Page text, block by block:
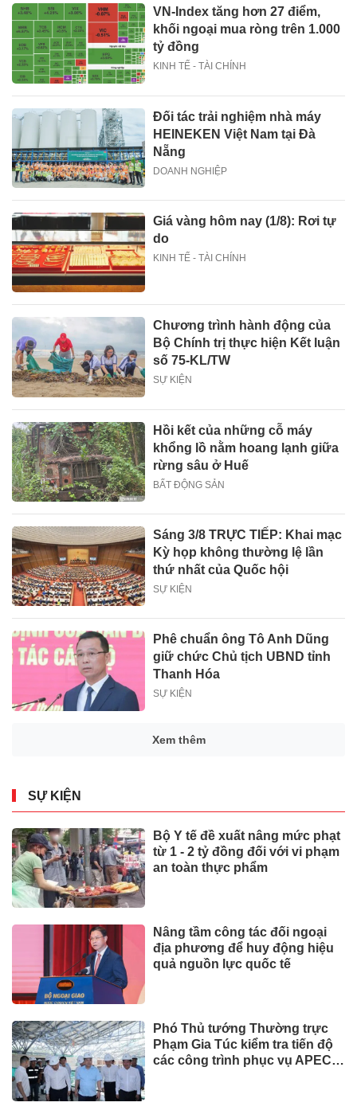
VN-Index tăng hơn 27 điểm,
khối ngoại mua ròng trên 1.000
tỷ đồng
KINH TẾ - TÀI CHÍNH
Đối tác trải nghiệm nhà máy
HEINEKEN Việt Nam tại Đà
Nẵng
DOANH NGHIỆP
Giá vàng hôm nay (1/8): Rơi tự
do
KINH TẾ - TÀI CHÍNH
Chương trình hành động của
Bộ Chính trị thực hiện Kết luận
số 75-KL/TW
SỰ KIỆN
Hồi kết của những cỗ máy
khổng lồ nằm hoang lạnh giữa
rừng sâu ở Huế
BẤT ĐỘNG SẢN
Sáng 3/8 TRỰC TIẾP: Khai mạc
Kỳ họp không thường lệ lần
thứ nhất của Quốc hội
SỰ KIỆN
Phê chuẩn ông Tô Anh Dũng
giữ chức Chủ tịch UBND tỉnh
Thanh Hóa
SỰ KIỆN
Xem thêm
SỰ KIỆN
Bộ Y tế đề xuất nâng mức phạt
từ 1 - 2 tỷ đồng đối với vi phạm
an toàn thực phẩm
Nâng tầm công tác đối ngoại
địa phương để huy động hiệu
quả nguồn lực quốc tế
Phó Thủ tướng Thường trực
Phạm Gia Túc kiểm tra tiến độ
các công trình phục vụ APEC